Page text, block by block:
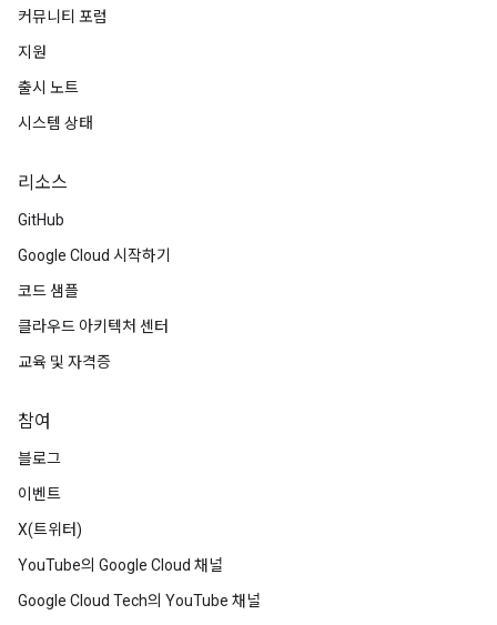
커뮤니티 포럼
지원
출시 노트
시스템 상태
리소스
GitHub
Google Cloud 시작하기
코드 샘플
클라우드 아키텍처 센터
교육 및 자격증
참여
블로그
이벤트
X(트위터)
YouTube의 Google Cloud 채널
Google Cloud Tech의 YouTube 채널